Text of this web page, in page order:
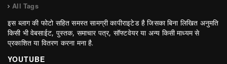
All Tags
इस ब्लाग की फोटो सहित समस्त सामग्री कापीराइटेड है जिसका बिना लिखित अनुमति
किसी भी वेबसाईट, पुस्तक, समाचार पत्र, सॉफ्टवेयर या अन्य किसी माध्यम से
प्रकाशित या वितरण करना मना है.
YOUTUBE